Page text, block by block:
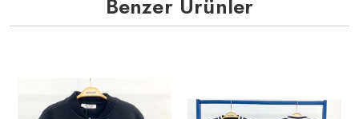
Benzer Ürünler